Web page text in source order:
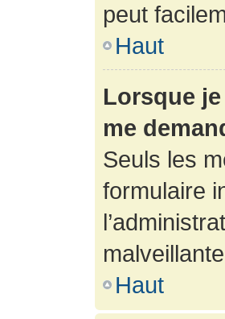
peut
Haut
Lorsque
me
Seuls les
formulaire
Haut